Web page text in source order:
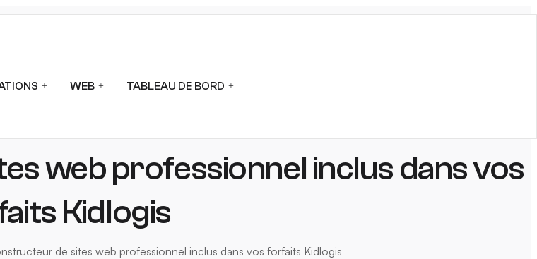
WEB TABLEAU DE BORD
web professionnel inclus dans vos
Kidlogis
de sites web professionnel inclus dans vos forfaits Kidlogis